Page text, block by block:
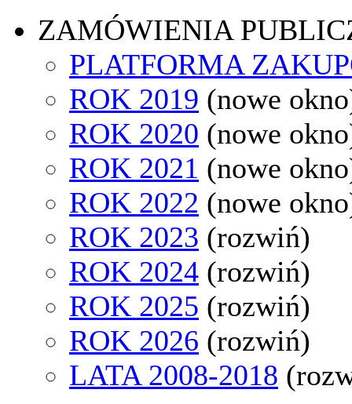
ZAMÓWIENIA
PLATFORMA
ROK 2019 (nowe
ROK 2020 (nowe
ROK 2021 (nowe
ROK 2022 (nowe
ROK 2023 (rozwiń)
ROK 2024 (rozwiń)
ROK 2025 (rozwiń)
ROK 2026 (rozwiń)
LATA 2008-2018